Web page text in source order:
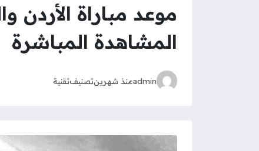
موعد مباراة الأردن
المشاهدة المباشرة
adminمنذ شهرينتصنيفتقنية